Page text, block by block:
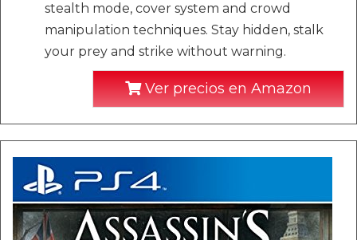
stealth mode, cover system and crowd
manipulation techniques. Stay hidden, stalk
your prey and strike without warning.
Ver precios en Amazon